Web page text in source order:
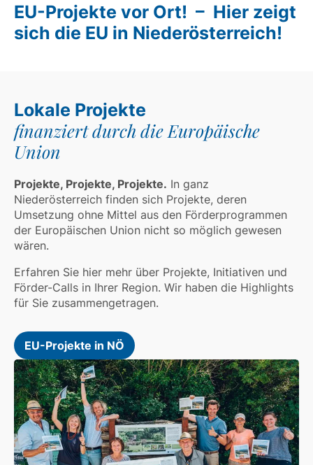
EU-Projekte vor Ort! – Hier zeigt
sich die EU in Niederösterreich!
Lokale Projekte
finanziert durch die Europäische
Union
Projekte, Projekte, Projekte. In ganz
Niederösterreich finden sich Projekte, deren
Umsetzung ohne Mittel aus den Förderprogrammen
der Europäischen Union nicht so möglich gewesen
wären.
Erfahren Sie hier mehr über Projekte, Initiativen und
Förder-Calls in Ihrer Region. Wir haben die Highlights
für Sie zusammengetragen.
EU-Projekte in NÖ